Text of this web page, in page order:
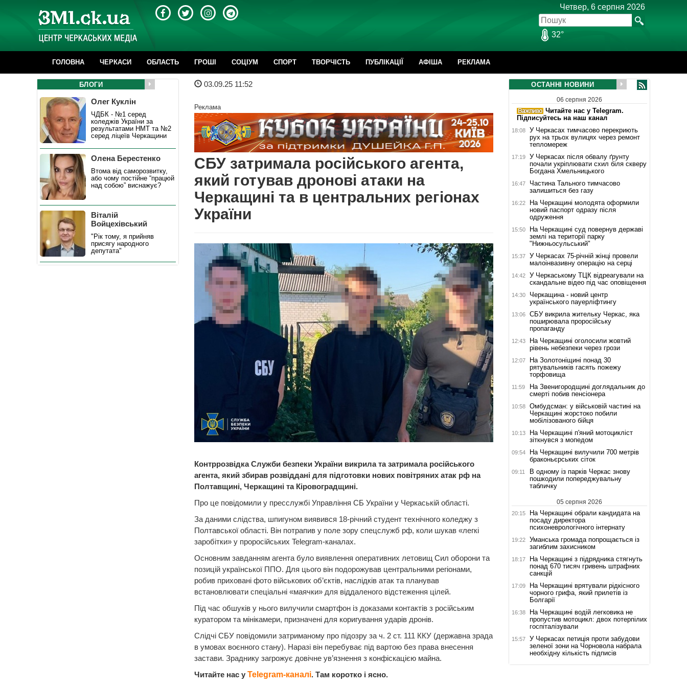
Четвер, 6 серпня 2026
32°
ГОЛОВНА ЧЕРКАСИ ОБЛАСТЬ ГРОШІ CОЦІУМ СПОРТ ТВОРЧІСТЬ ПУБЛІКАЦІЇ АФІША РЕКЛАМА
03.09.25 11:52
Реклама
СБУ затримала російського агента,
який готував дронові атаки на
Черкащині та в центральних регіонах
України
Контррозвідка Служби безпеки України викрила та затримала російського
агента, який збирав розвіддані для підготовки нових повітряних атак рф на
Полтавщині, Черкащині та Кіровоградщині.
Про це повідомили у пресслужбі Управління СБ України у Черкаській області.
За даними слідства, шпигуном виявився 18-річний студент технічного коледжу з
Полтавської області. Він потрапив у поле зору спецслужб рф, коли шукав «легкі
заробітки» у проросійських Telegram-каналах.
Основним завданням агента було виявлення оперативних летовищ Сил оборони та
позицій української ППО. Для цього він подорожував центральними регіонами,
робив приховані фото військових об’єктів, наслідків атак та планував
встановлювати спеціальні «маячки» для віддаленого відстеження цілей.
Під час обшуків у нього вилучили смартфон із доказами контактів з російським
куратором та мінікамери, призначені для коригування ударів дронів.
Слідчі СБУ повідомили затриманому про підозру за ч. 2 ст. 111 ККУ (державна зрада
в умовах воєнного стану). Наразі він перебуває під вартою без права внесення
застави. Зраднику загрожує довічне ув’язнення з конфіскацією майна.
Читайте нас у Telegram-каналі. Там коротко і ясно.
БЛОГИ
Олег Куклін
ЧДБК - №1 серед
коледжів України за
результатами НМТ та №2
серед ліцеїв Черкащини
Олена Берестенко
Втома від саморозвитку,
або чому постійне “працюй
над собою” виснажує?
Віталій
Войцехівський
"Рік тому, я прийняв
присягу народного
депутата"
ОСТАННІ НОВИНИ
06 серпня 2026
Читайте нас у Telegram.
Підписуйтесь на наш канал
18:08
У Черкасах тимчасово перекриють
рух на трьох вулицях через ремонт
тепломереж
17:19
У Черкасах після обвалу ґрунту
почали укріплювати схил біля скверу
Богдана Хмельницького
16:47
Частина Тального тимчасово
залишиться без газу
16:22
На Черкащині молодята оформили
новий паспорт одразу після
одруження
15:50
На Черкащині суд повернув державі
землі на території парку
"Нижньосульський"
15:37
У Черкасах 75-річній жінці провели
малоінвазивну операцію на серці
14:42
У Черкаському ТЦК відреагували на
скандальне відео під час оповіщення
14:30
Черкащина - новий центр
українського пауерліфтингу
13:06
СБУ викрила жительку Черкас, яка
поширювала проросійську
пропаганду
12:43
На Черкащині оголосили жовтий
рівень небезпеки через грози
12:07
На Золотоніщині понад 30
рятувальників гасять пожежу
торфовища
11:59
На Звенигородщині доглядальник до
смерті побив пенсіонера
10:58
Омбудсман: у військовій частині на
Черкащині жорстоко побили
мобілізованого бійця
10:13
На Черкащині п'яний мотоцикліст
зіткнувся з мопедом
09:54
На Черкащині вилучили 700 метрів
браконьєрських сіток
09:11
В одному із парків Черкас знову
пошкодили попереджувальну
табличку
05 серпня 2026
20:15
На Черкащині обрали кандидата на
посаду директора
психоневрологічного інтернату
19:22
Уманська громада попрощається із
загиблим захисником
18:17
На Черкащині з підрядника стягнуть
понад 670 тисяч гривень штрафних
санкцій
17:09
На Черкащині врятували рідкісного
чорного грифа, який прилетів із
Болгарії
16:38
На Черкащині водій легковика не
пропустив мотоцикл: двох потерпілих
госпіталізували
15:57
У Черкасах петиція проти забудови
зеленої зони на Чорновола набрала
необхідну кількість підписів